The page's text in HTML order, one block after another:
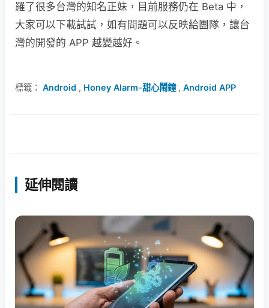
羅了很多台灣的知名正妹，目前服務仍在 Beta 中，
大家可以下載試試，如有問題可以反映給團隊，讓台
灣的開發的 APP 越變越好。
標籤： Android , Honey Alarm-甜心鬧鐘, Android APP
延伸閱讀